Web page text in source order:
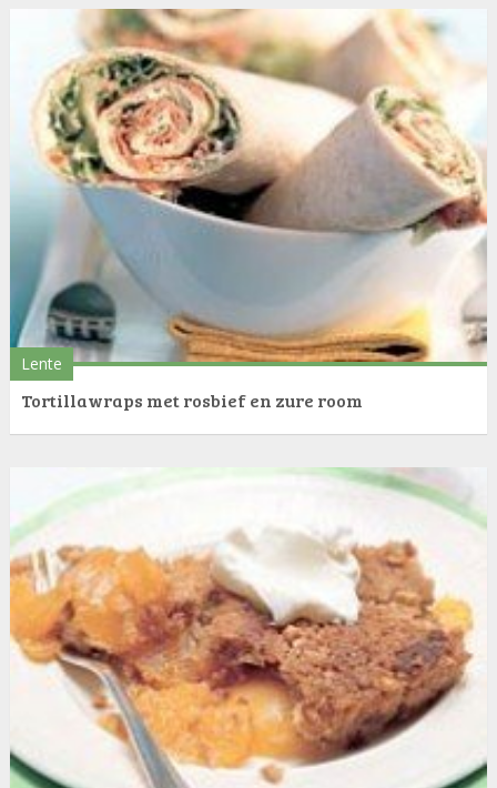
Lente
Tortillawraps met rosbief en zure room